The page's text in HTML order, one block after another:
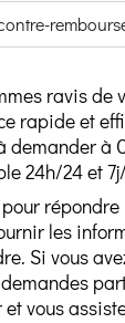
ravis de
rapide et
demander à
24h/24 et
les
Si vous
vous